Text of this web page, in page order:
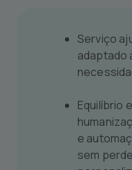
Serviço
adaptado
Equilíbrio
e
sem